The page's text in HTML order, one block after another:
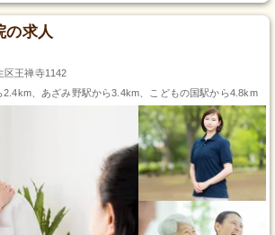
の求人
区王禅寺1142
2.4km、あざみ野駅から3.4km、こどもの国駅から4.8km